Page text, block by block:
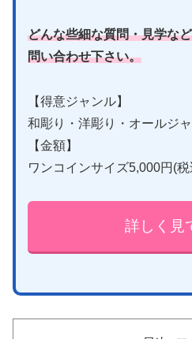
どんな些細な質問・見学な
問い合わせ下さい。
【得意ジャンル】
和彫り・洋彫り・オールジ
【金額】
ワンコインサイズ5,000円(税
詳しく見